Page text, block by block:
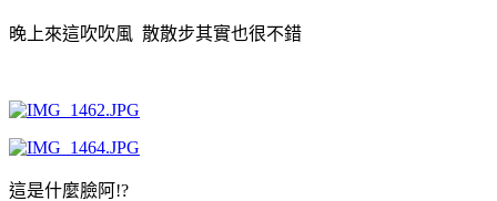
晚上來這吹吹風 散散步其實也很不錯
這是什麼臉阿!?